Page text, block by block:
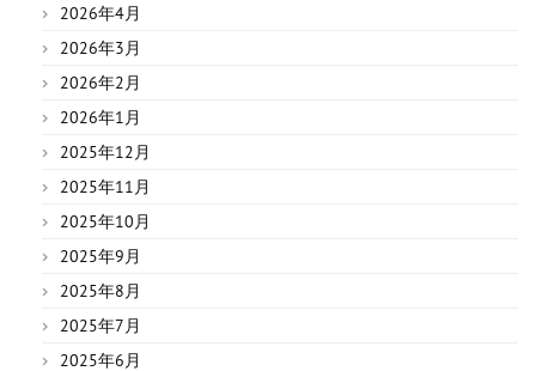
2026年4月
2026年3月
2026年2月
2026年1月
2025年12月
2025年11月
2025年10月
2025年9月
2025年8月
2025年7月
2025年6月